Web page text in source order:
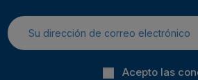
Acepto las